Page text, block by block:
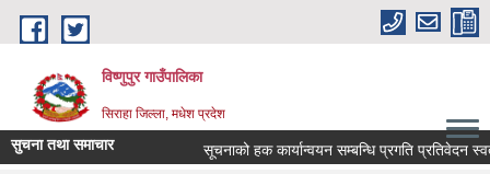
Skip to main content
विष्णुपुर गाउँपालिका
सिराहा जिल्ला, मधेश प्रदेश
सुचना तथा समाचार सूचनाको हक कार्यान्वयन सम्बन्धि प्रगति प्रतिवेदन